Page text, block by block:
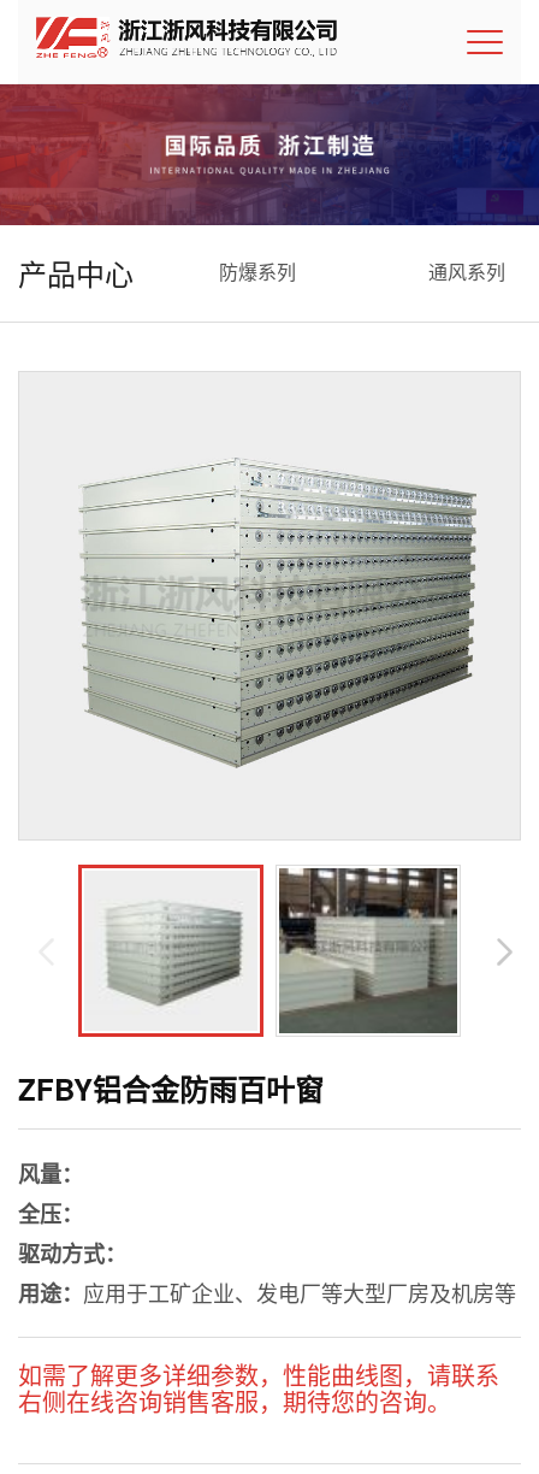
产品中心 防爆系列 通风系列
ZFBY铝合金防雨百叶窗
风量：
全压：
驱动方式：
用途： 应用于工矿企业、发电厂等大型厂房及机房等
如需了解更多详细参数，性能曲线图，请联系
右侧在线咨询销售客服，期待您的咨询。